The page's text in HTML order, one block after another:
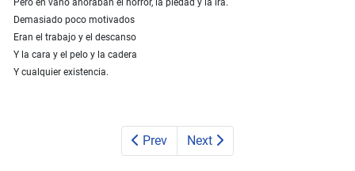
Pero en vano añoraban el horror, la piedad y la ira.
Demasiado poco motivados
Eran el trabajo y el descanso
Y la cara y el pelo y la cadera
Y cualquier existencia.
Prev Next